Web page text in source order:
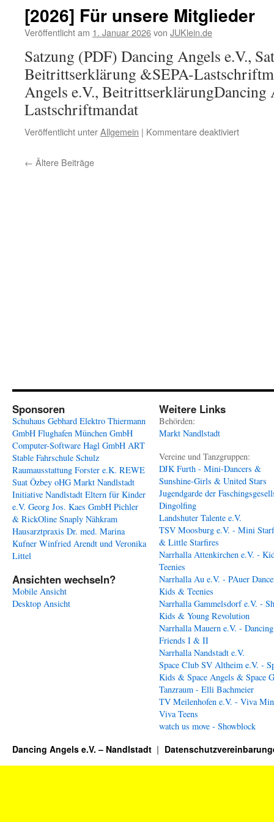
…
[2026] Für unsere Mitglieder
Veröffentlicht am 1. Januar 2026von JUKlein.de
Satzung (PDF) Dancing Angels e.V.,
Beitrittserklärung &SEPA-
Angels e.V., BeitrittserklärungDancing
Lastschriftmandat
Veröffentlicht unterAllgemein | Kommentare deaktiviertfür
← Ältere Beiträge
Sponsoren
Schuhaus Gebhard Elektro Thiermann
GmbH Flughafen München GmbH
Computer-Software Hagl GmbH ART
Stable Fahrschule Schulz
Raumausstattung Forster e.K. REWE
Suat Özbey oHG Markt Nandlstadt
Initiative Nandlstadt Eltern für Kinder
e.V. Georg Jos. Kaes GmbH Pichler
& RickOline Snaply Nähkram
Hausarztpraxis Dr. med. Marina
Kufner Winfried Arendt und Veronika
Littel
Ansichten wechseln?
Mobile Ansicht
Desktop Ansicht
Weitere Links
Behörden:
Markt Nandlstadt
Vereine und Tanzgruppen:
DJK Furth - Mini-Dancers &
Sunshine-Girls & United Stars
Jugendgarde der
Dingolfing
Landshuter Talente e.V.
TSV Moosburg e.V. - Mini
& Little Starfires
Narrhalla Attenkirchen e.V. -
Teenies
Narrhalla Au e.V. - PAuer
Kids & Teenies
Narrhalla Gammelsdorf e.V. -
Kids & Young Revolution
Narrhalla Mauern e.V. - Dancing
Friends I & II
Narrhalla Nandstadt e.V.
Space Club SV Altheim e.V. -
Kids & Space Angels & Space
Tanzraum - Elli Bachmeier
TV Meilenhofen e.V. - Viva
Viva Teens
watch us move - Showblock
Dancing Angels e.V. – Nandlstadt